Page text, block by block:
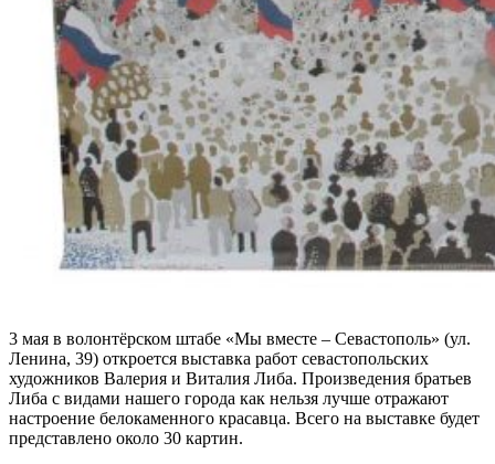
3 мая в волонтёрском штабе «Мы вместе – Севастополь» (ул.
Ленина, 39) откроется выставка работ севастопольских
художников Валерия и Виталия Либа. Произведения братьев
Либа с видами нашего города как нельзя лучше отражают
настроение белокаменного красавца. Всего на выставке будет
представлено около 30 картин.